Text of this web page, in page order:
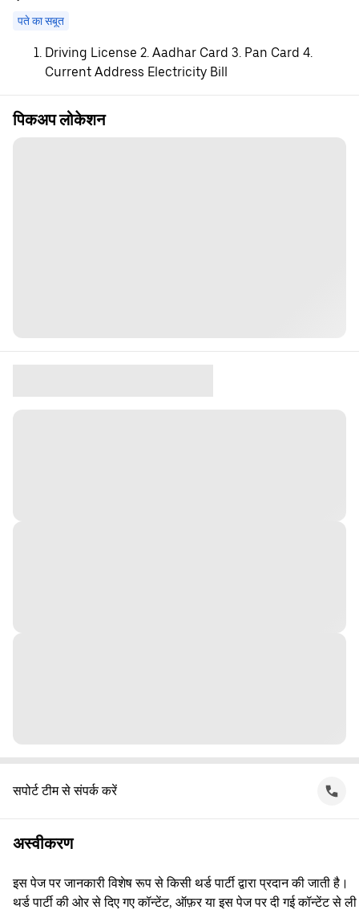
पते का सबूत
Driving License 2. Aadhar Card 3. Pan Card 4.
Current Address Electricity Bill
पिकअप लोकेशन
सपोर्ट टीम से संपर्क करें
अस्वीकरण
इस पेज पर जानकारी विशेष रूप से किसी थर्ड पार्टी द्वारा प्रदान की जाती है।
थर्ड पार्टी की ओर से दिए गए कॉन्टेंट, ऑफ़र या इस पेज पर दी गई कॉन्टेंट से ली